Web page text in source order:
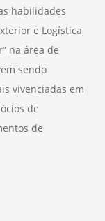
habilidades
e Logística
na área de
sendo
vivenciadas em
de
de